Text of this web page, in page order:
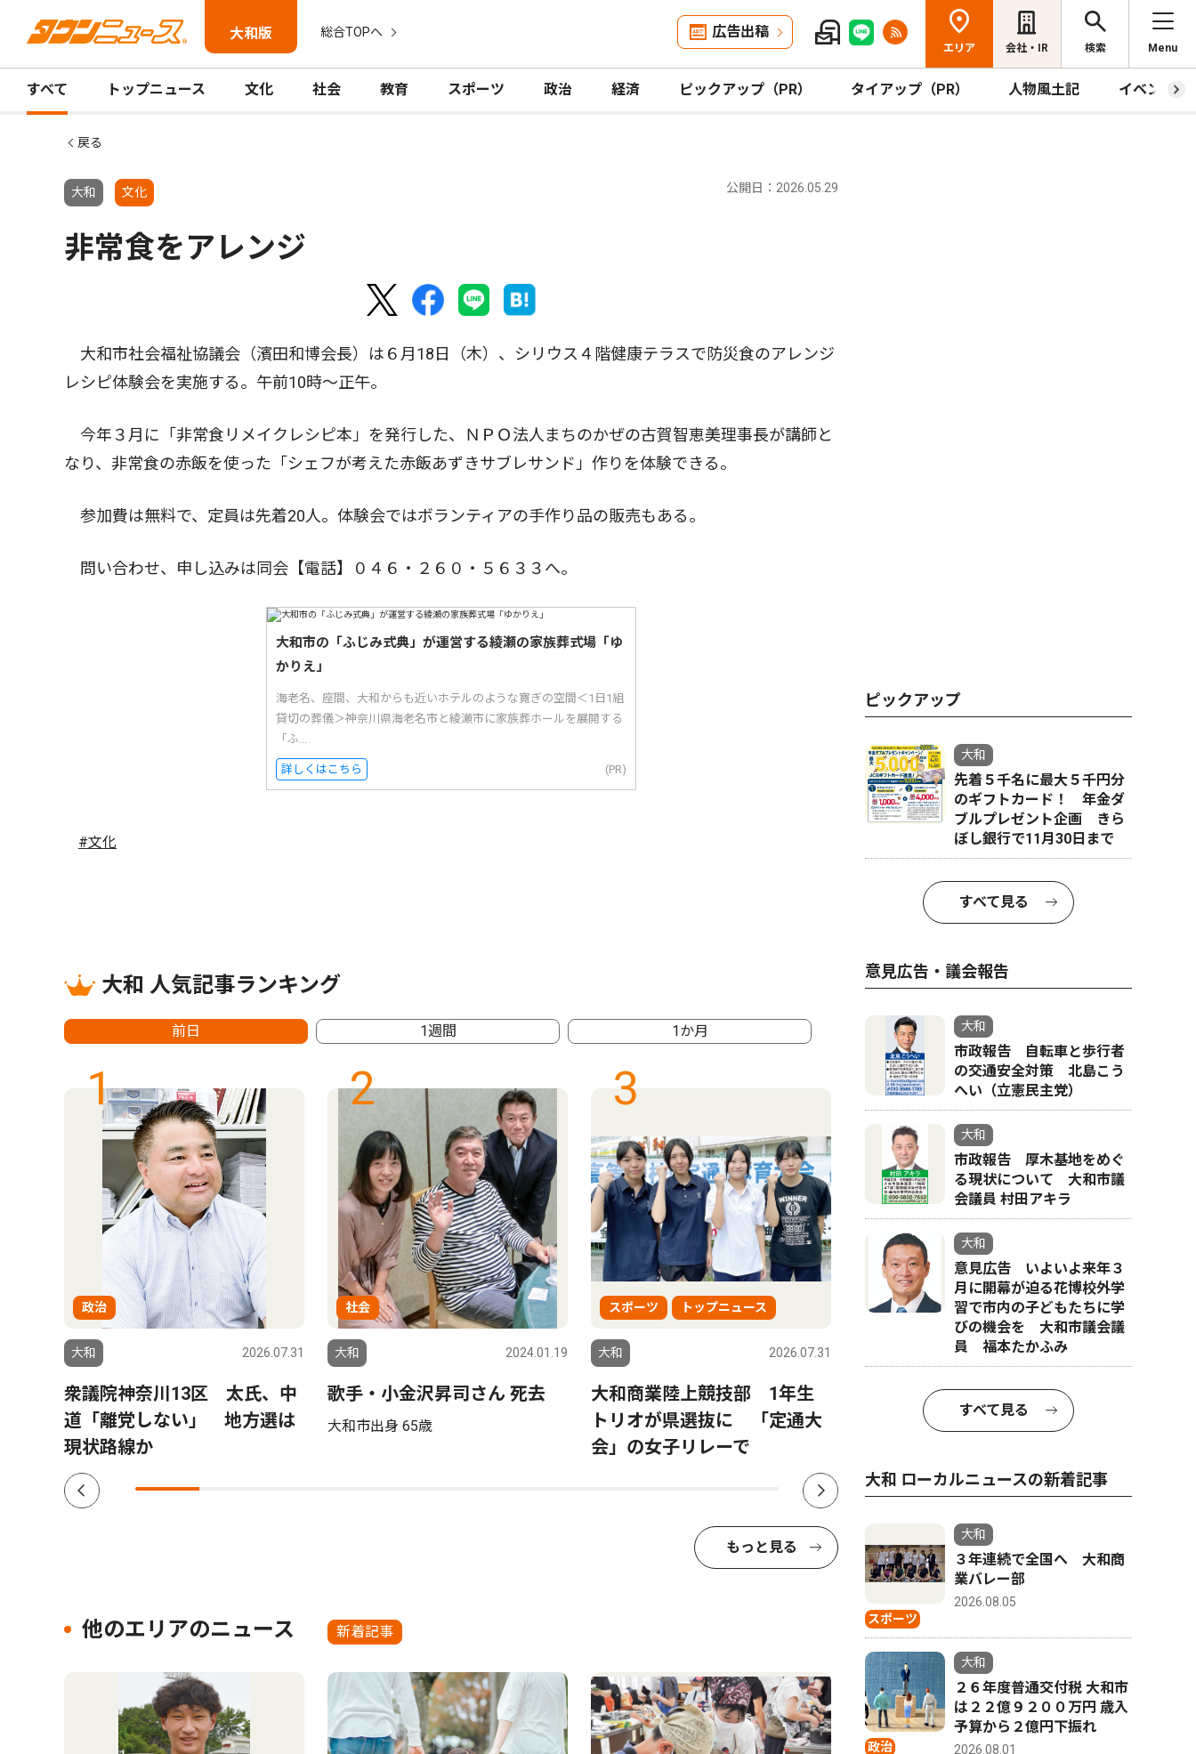
大和版 総合TOPへ 広告出稿
エリア 会社・IR 検索 Menu
すべて トップニュース 文化 社会 教育 スポーツ 政治 経済 ピックアップ（PR） タイアップ（PR） 人物風土記 イベント
戻る
大和 文化 公開日：2026.05.29
非常食をアレンジ
大和市社会福祉協議会（濱田和博会長）は６月18日（木）、シリウス４階健康テラスで防災食のアレンジ
レシピ体験会を実施する。午前10時〜正午。
今年３月に「非常食リメイクレシピ本」を発行した、ＮＰＯ法人まちのかぜの古賀智恵美理事長が講師と
なり、非常食の赤飯を使った「シェフが考えた赤飯あずきサブレサンド」作りを体験できる。
参加費は無料で、定員は先着20人。体験会ではボランティアの手作り品の販売もある。
問い合わせ、申し込みは同会【電話】０４６・２６０・５６３３へ。
大和市の「ふじみ式典」が運営する綾瀬の家族葬式場「ゆ
かりえ」
海老名、座間、大和からも近いホテルのような寛ぎの空間＜1日1組
貸切の葬儀＞神奈川県海老名市と綾瀬市に家族葬ホールを展開する
「ふ...
詳しくはこちら (PR)
#文化
大和 人気記事ランキング
前日 1週間 1か月
1
政治
大和 2026.07.31
衆議院神奈川13区 太氏、中
道「離党しない」 地方選は
現状路線か
2
社会
大和 2024.01.19
歌手・小金沢昇司さん 死去
大和市出身 65歳
3
スポーツ トップニュース
大和 2026.07.31
大和商業陸上競技部 1年生
トリオが県選抜に 「定通大
会」の女子リレーで
4
政治
2026.08.01
２６年度普通交付税 大和市は
２２億９２００万円 歳入予算
もっと見る
他のエリアのニュース 新着記事
ピックアップ
大和
先着５千名に最大５千円分
のギフトカード！ 年金ダ
ブルプレゼント企画 きら
ぼし銀行で11月30日まで
すべて見る
意見広告・議会報告
大和
市政報告 自転車と歩行者
の交通安全対策 北島こう
へい（立憲民主党）
大和
市政報告 厚木基地をめぐ
る現状について 大和市議
会議員 村田アキラ
大和
意見広告 いよいよ来年３
月に開幕が迫る花博校外学
習で市内の子どもたちに学
びの機会を 大和市議会議
員 福本たかふみ
すべて見る
大和 ローカルニュースの新着記事
スポーツ
大和
３年連続で全国へ 大和商
業バレー部
2026.08.05
政治
大和
２６年度普通交付税 大和市
は２２億９２００万円 歳入
予算から２億円下振れ
2026.08.01